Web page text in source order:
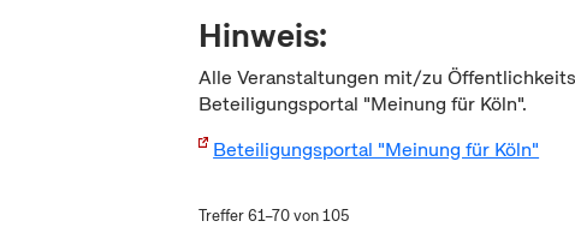
Hinweis:
Alle Veranstaltungen mit/zu
Beteiligungsportal "Meinung für Köln".
Beteiligungsportal "Meinung für Köln"
Treffer 61–70 von 105